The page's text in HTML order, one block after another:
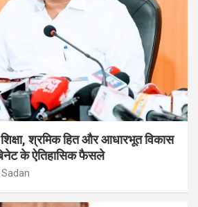
श्रमिक हित और आधारभूत विकास
के ऐतिहासिक फैसले